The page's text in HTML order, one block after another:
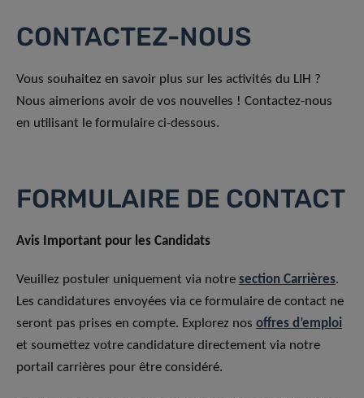
CONTACTEZ-NOUS
Vous souhaitez en savoir plus sur les activités du LIH ?
Nous aimerions avoir de vos nouvelles ! Contactez-nous
en utilisant le formulaire ci-dessous.
FORMULAIRE DE CONTACT
Avis Important pour les Candidats
Veuillez postuler uniquement via notre section Carrières.
Les candidatures envoyées via ce formulaire de contact ne
seront pas prises en compte. Explorez nos offres d’emploi
et soumettez votre candidature directement via notre
portail carrières pour être considéré.